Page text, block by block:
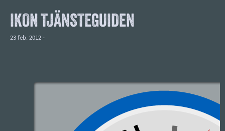
IKON TJÄNSTEGUIDEN
23 feb. 2012 -